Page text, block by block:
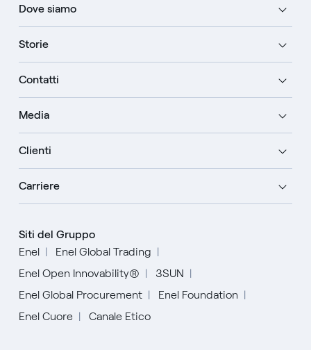
Dove siamo
Storie
Contatti
Media
Clienti
Carriere
Siti del Gruppo
Enel
Enel Global Trading
Enel Open Innovability®
3SUN
Enel Global Procurement
Enel Foundation
Enel Cuore
Canale Etico